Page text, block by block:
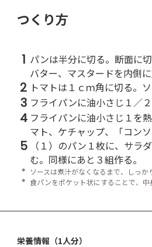
つくり方
1 パンは半分に切る。断面に
バター、マスタードを内側に
2 トマトは１ｃｍ角に切る。
3 フライパンに油小さじ１／
4 フライパンに油小さじ１を
マト、ケチャップ、「コン
5
（１）のパン１枚に、サラ
む。同様にあと３組作る。
＊ ソースは煮汁がなくなるまで、しっか
＊ 食パンをポケット状にすることで、中
栄養情報（1人分）